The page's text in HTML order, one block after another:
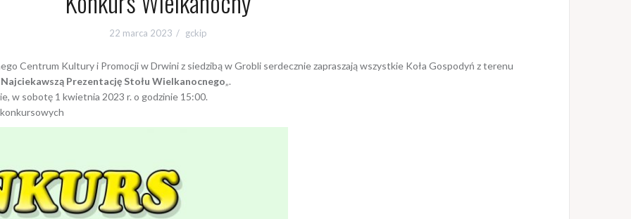
22 marca 2023 gckip
Centrum Kultury i Promocji w Drwini z siedzibą w Grobli serdecznie zapraszają wszystkie Koła Gospodyń z terenu
Prezentację Stołu Wielkanocnego„.
w sobotę 1 kwietnia 2023 r. o godzinie 15:00.